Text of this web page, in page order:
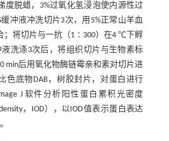
度脱蜡，3%过氧化氢浸泡使内源性过
缓冲液冲洗切片3次，用5%正常山羊血
；将切片与一抗（1∶300）在4 ℃下孵
液洗涤3次后，将组织切片与生物素标
min后用氧化物酶链霉亲和素对切片进
色底物DAB，树胶封片，对蛋白进行
J 软件分析阳性蛋白累积光密度
，IOD），以IOD值表示蛋白表达